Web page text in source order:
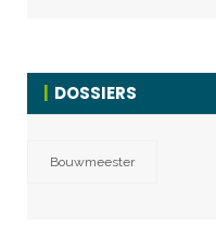
DOSSIERS
Bouwmeester